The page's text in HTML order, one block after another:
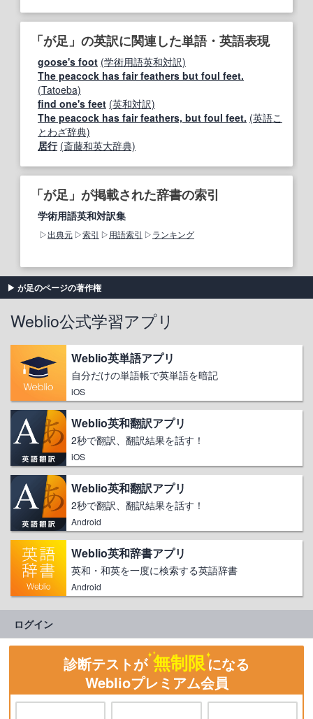
「が足」の英訳に関連した単語・英語表現
goose's foot (学術用語英和対訳)
The peacock has fair feathers but foul feet.
(Tatoeba)
find one's feet (英和対訳)
The peacock has fair feathers, but foul feet. (英語こ
とわざ辞典)
居行 (斎藤和英大辞典)
「が足」が掲載された辞書の索引
学術用語英和対訳集
出典元 索引 用語索引 ランキング
が足のページの著作権
Weblio公式学習アプリ
Weblio英単語アプリ
自分だけの単語帳で英単語を暗記
iOS
Weblio英和翻訳アプリ
2秒で翻訳、翻訳結果を話す！
iOS
Weblio英和翻訳アプリ
2秒で翻訳、翻訳結果を話す！
Android
Weblio英和辞書アプリ
英和・和英を一度に検索する英語辞書
Android
ログイン
診断テストが 無制限になる
Weblioプレミアム会員